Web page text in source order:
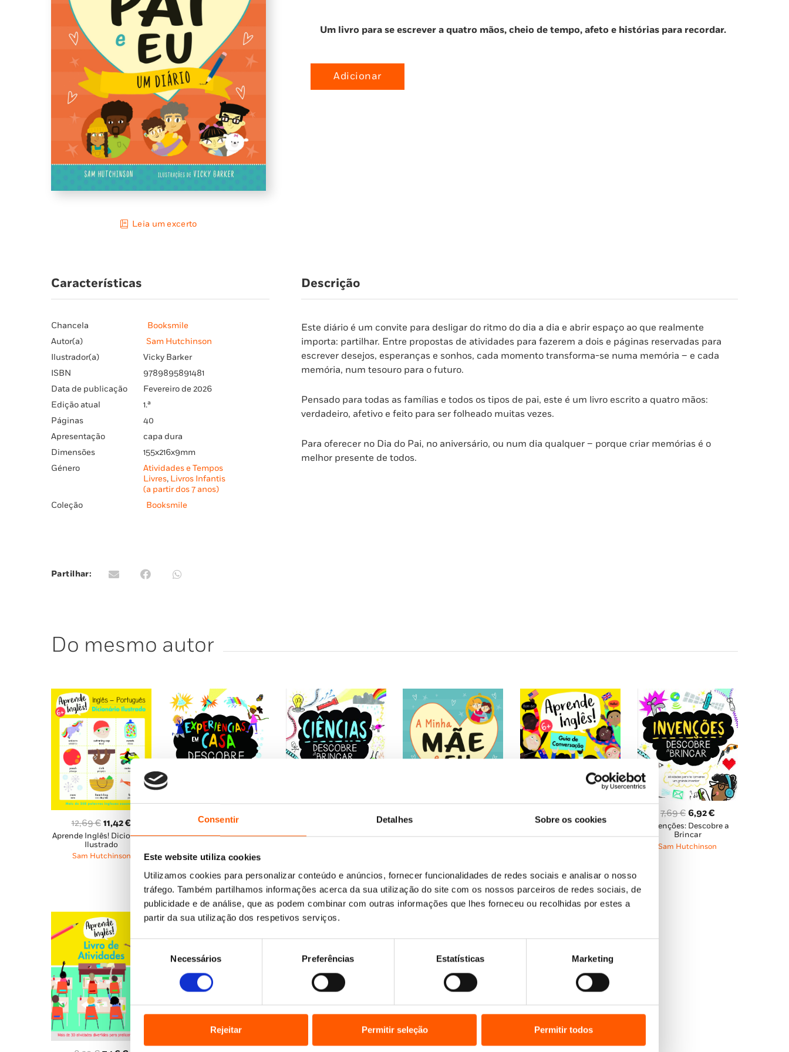
Consentir Detalhes Sobre os cookies
Este website utiliza cookies
Utilizamos cookies para personalizar conteúdo e anúncios, fornecer funcionalidades de redes sociais e analisar o nosso
tráfego. Também partilhamos informações acerca da sua utilização do site com os nossos parceiros de redes sociais, de
publicidade e de análise, que as podem combinar com outras informações que lhes forneceu ou recolhidas por estes a
partir da sua utilização dos respetivos serviços.
Seleção
consentimento
Necessários Preferências Estatísticas Marketing
Rejeitar Permitir seleção Permitir todos
Leia um excerto
Um livro para se escrever a quatro mãos, cheio de tempo, afeto e histórias para recordar.
Quantidade
Adicionar
Características
Chancela
Booksmile
Autor(a)
Sam Hutchinson
Ilustrador(a)
Vicky Barker
ISBN
9789895891481
Data de publicação
Fevereiro de 2026
Edição atual
1.ª
Páginas
40
Apresentação
capa dura
Dimensões
155x216x9mm
Género
Atividades e Tempos
Livres, Livros Infantis
(a partir dos 7 anos)
Coleção
Booksmile
Partilhar:
Descrição
Este diário é um convite para desligar do ritmo do dia a dia e abrir espaço ao que realmente
importa: partilhar. Entre propostas de atividades para fazerem a dois e páginas reservadas para
escrever desejos, esperanças e sonhos, cada momento transforma-se numa memória – e cada
memória, num tesouro para o futuro.
Pensado para todas as famílias e todos os tipos de pai, este é um livro escrito a quatro mãos:
verdadeiro, afetivo e feito para ser folheado muitas vezes.
Para oferecer no Dia do Pai, no aniversário, ou num dia qualquer – porque criar memórias é o
melhor presente de todos.
Do mesmo autor
12,69€ O
preço
original
11,42€
preço
atual
11,42 €.
Aprende Inglês! Dicionário
Ilustrado
Sam Hutchinson
original
era:
13,99 €.
atual
é:
12,59 €.
Descobre a Brincar
7,69 €.
6,92 €.
Brincar
original
11,55 €.
atual
10,40 €.
Sam Hutchinson
era:
13,99 €.
é:
12,59 €.
7,69€ O
preço
original
6,92€O
preço
Invenções: Descobre a
Brincar
Sam Hutchinson
€O
6,92€
Matemática: Descobre a